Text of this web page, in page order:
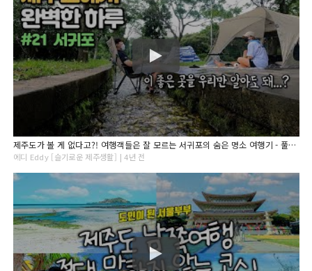
제주도가 볼 게 없다고?! 여행객들은 잘 모르는 서귀포의 숨은 명소 여행기 - 풀코스 제주여행 #21
에디 Eddy [슬기로운 제주생활] | 4년 전